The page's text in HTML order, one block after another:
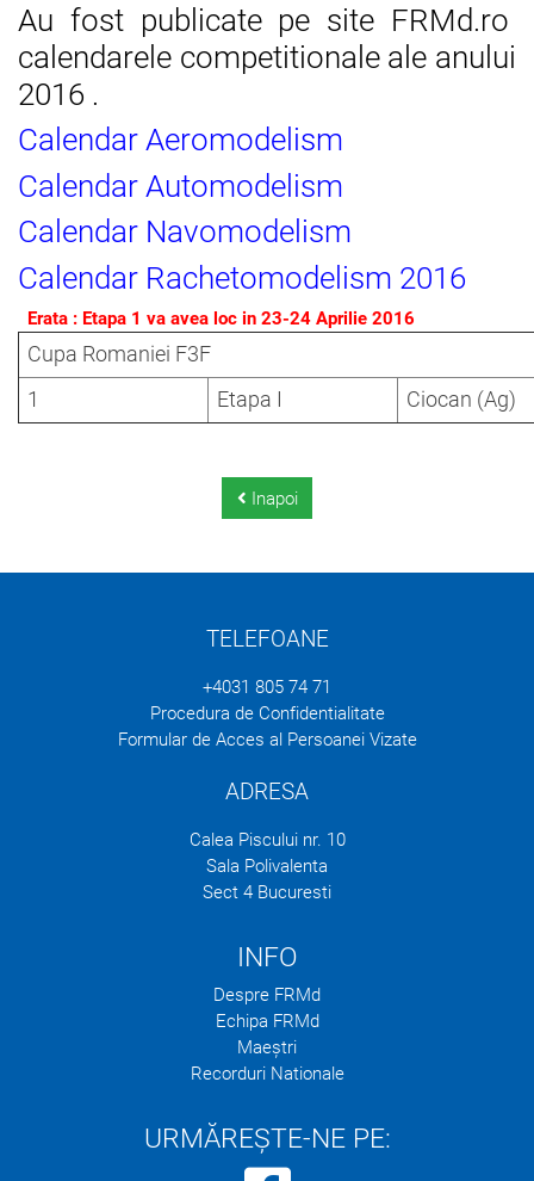
Au fost publicate pe site FRMd.ro
calendarele competitionale ale anului
2016 .
Calendar Aeromodelism
Calendar Automodelism
Calendar Navomodelism
Calendar Rachetomodelism 2016
Erata : Etapa 1 va avea loc in 23-24 Aprilie 2016
Cupa Romaniei F3F
1
Etapa I Ciocan (Ag)
Inapoi
TELEFOANE
+4031 805 74 71
Procedura de Confidentialitate
Formular de Acces al Persoanei Vizate
ADRESA
Calea Piscului nr. 10
Sala Polivalenta
Sect 4 Bucuresti
INFO
Despre FRMd
Echipa FRMd
Maeștri
Recorduri Nationale
URMĂREȘTE-NE PE: